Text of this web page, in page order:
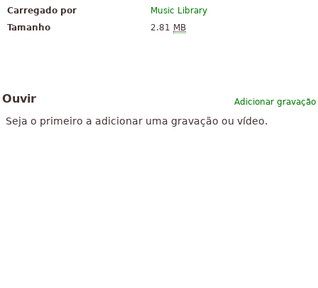
Carregado por
Music Library
Tamanho
2.81 MB
Adicionar gravação
Ouvir
Seja o primeiro a adicionar uma gravação ou vídeo.